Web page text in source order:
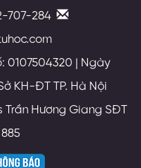
707-284
0107504320 | Ngày
KH-ĐT TP. Hà Nội
Hương Giang SĐT